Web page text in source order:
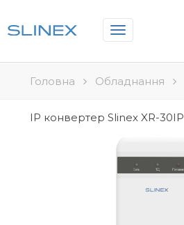
Toggle
navigation
Головна Обладнання
IP конвертер Slinex XR-30IP